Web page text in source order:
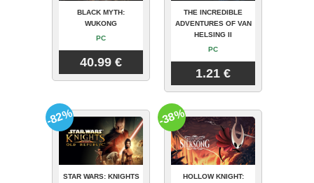
BLACK MYTH:
WUKONG
PC
40.99 €
THE INCREDIBLE
ADVENTURES OF VAN
HELSING II
PC
1.21 €
STAR WARS: KNIGHTS
-82%
HOLLOW KNIGHT:
-38%